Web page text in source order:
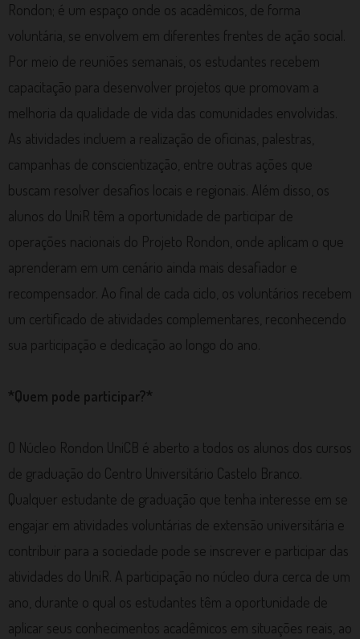
Rondon; é um espaço onde os acadêmicos, de forma
voluntária, se envolvem em diferentes frentes de ação social.
Por meio de reuniões semanais, os estudantes recebem
capacitação para desenvolver projetos que promovam a
melhoria da qualidade de vida das comunidades envolvidas.
As atividades incluem a realização de oficinas, palestras,
campanhas de conscientização, entre outras ações que
buscam resolver desafios locais e regionais. Além disso, os
alunos do UniR têm a oportunidade de participar de
operações nacionais do Projeto Rondon, onde aplicam o que
aprenderam em um cenário ainda mais desafiador e
recompensador. Ao final de cada ciclo, os voluntários recebem
um certificado de atividades complementares, reconhecendo
sua participação e dedicação ao longo do ano.
*Quem pode participar?*
O Núcleo Rondon UniCB é aberto a todos os alunos dos cursos
de graduação do Centro Universitário Castelo Branco.
Qualquer estudante de graduação que tenha interesse em se
engajar em atividades voluntárias de extensão universitária e
contribuir para a sociedade pode se inscrever e participar das
atividades do UniR. A participação no núcleo dura cerca de um
ano, durante o qual os estudantes têm a oportunidade de
aplicar seus conhecimentos acadêmicos em situações reais, ao